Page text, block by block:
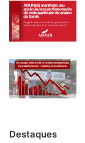
Destaques